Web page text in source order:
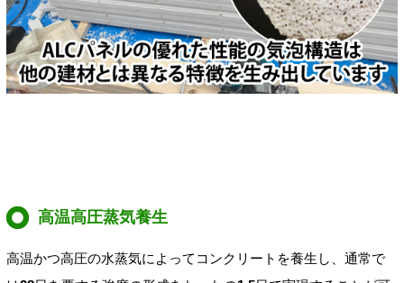
高温高圧蒸気養生
高温かつ高圧の水蒸気によってコンクリートを養生し、通常で